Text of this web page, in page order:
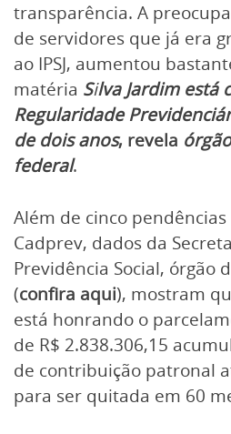
transparência. A
de servidores que já era
ao IPSJ, aumentou
matéria Silva Jardim está
Regularidade
de dois anos, revela
federal.
Além de cinco
Cadprev, dados da
Previdência Social, órgão
(confira aqui), mostram
está honrando o
de R$ 2.838.306,15
de contribuição patronal
para ser quitada em 60